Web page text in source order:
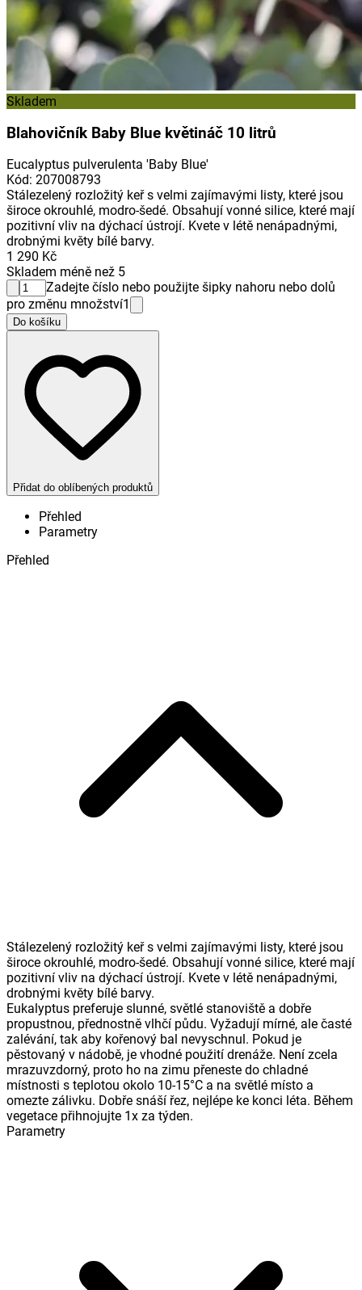
Skladem
Blahovičník Baby Blue květináč 10 litrů
Eucalyptus pulverulenta 'Baby Blue'
Kód: 207008793
Stálezelený rozložitý keř s velmi zajímavými listy, které jsou
široce okrouhlé, modro-šedé. Obsahují vonné silice, které mají
pozitivní vliv na dýchací ústrojí. Kvete v létě nenápadnými,
drobnými květy bílé barvy.
1 290 Kč
Skladem méně než 5
Zadejte číslo nebo použijte šipky nahoru nebo dolů
pro změnu množství1
Do košíku
Přidat do oblíbených produktů
Přehled
Parametry
Přehled
Stálezelený rozložitý keř s velmi zajímavými listy, které jsou
široce okrouhlé, modro-šedé. Obsahují vonné silice, které mají
pozitivní vliv na dýchací ústrojí. Kvete v létě nenápadnými,
drobnými květy bílé barvy.
Eukalyptus preferuje slunné, světlé stanoviště a dobře
propustnou, přednostně vlhčí půdu. Vyžadují mírné, ale časté
zalévání, tak aby kořenový bal nevyschnul. Pokud je
pěstovaný v nádobě, je vhodné použití drenáže. Není zcela
mrazuvzdorný, proto ho na zimu přeneste do chladné
místnosti s teplotou okolo 10-15°C a na světlé místo a
omezte zálivku. Dobře snáší řez, nejlépe ke konci léta. Během
vegetace přihnojujte 1x za týden.
Parametry